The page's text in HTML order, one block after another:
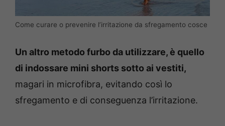
Come curare o prevenire l’irritazione da sfregamento cosce
Un altro metodo furbo da utilizzare, è quello
di indossare mini shorts sotto ai vestiti,
magari in microfibra, evitando così lo
sfregamento e di conseguenza l’irritazione.